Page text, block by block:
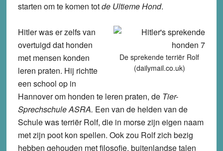
starten om te komen totde Ultieme Hond.
De sprekende terriër Rolf
(dailymail.co.uk)
Hitler was er zelfs van
overtuigd dat honden
met mensen konden
leren praten. Hij richtte
een school op in
Hannover om honden te leren praten, de Tier-
Sprechschule ASRA. Een van de helden van de
Schule was terriër Rolf, die in morse zijn eigen naam
met zijn poot kon spellen. Ook zou Rolf zich bezig
hebben gehouden met filosofie, buitenlandse talen